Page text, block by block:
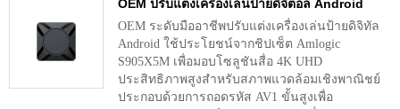
OEM ปรับแต่งเครื่องเล่นป้ายดิจิตอล Android
OEM ระดับมืออาชีพปรับแต่งเครื่องเล่นป้ายดิจิทัล
Android ใช้ประโยชน์จากชิปเซ็ต Amlogic
S905X5M เพื่อมอบโซลูชันสื่อ 4K UHD
ประสิทธิภาพสูงสำหรับสภาพแวดล้อมเชิงพาณิชย์
ประกอบด้วยการถอดรหัส AV1 ขั้นสูงเพื่อ